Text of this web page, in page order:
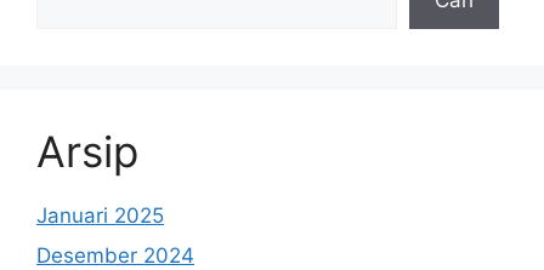
Arsip
Januari 2025
Desember 2024